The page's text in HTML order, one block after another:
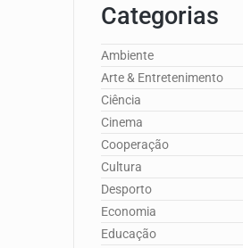
Categorias
Ambiente
Arte & Entretenimento
Ciência
Cinema
Cooperação
Cultura
Desporto
Economia
Educação